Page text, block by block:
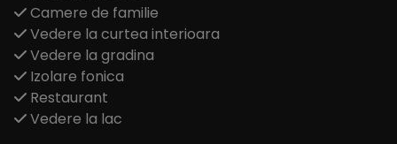
Camere de familie
Vedere la curtea interioara
Vedere la gradina
Izolare fonica
Restaurant
Vedere la lac